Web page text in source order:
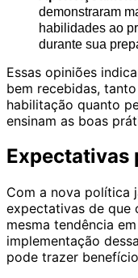
demonstraram
habilidades ao
durante sua
Essas opiniões
bem recebidas,
habilitação quanto
ensinam as boas
Expectativas
Com a nova política
expectativas de que
mesma tendência
implementação
pode trazer